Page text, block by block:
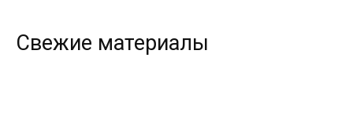
Свежие материалы